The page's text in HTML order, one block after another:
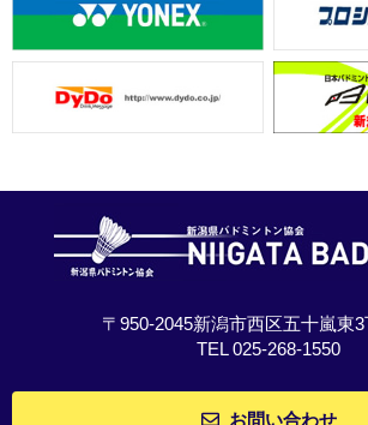
〒950-2045新潟市西区五十嵐東
TEL 025-268-1550
お問い合わせ